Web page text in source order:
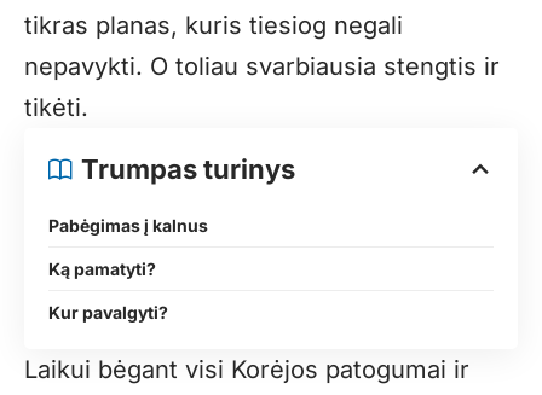
tikras planas, kuris tiesiog negali
nepavykti. O toliau svarbiausia stengtis ir
tikėti.
Trumpas turinys
Pabėgimas į kalnus
Ką pamatyti?
Kur pavalgyti?
Laikui bėgant visi Korėjos patogumai ir